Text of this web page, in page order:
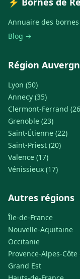
Annuaire des
Blog →
Région
Lyon (50)
Annecy (35)
Clermont-Ferrand
Grenoble (23)
Saint-Étienne (22)
Saint-Priest (20)
Valence (17)
Vénissieux (17)
Autres régions
Île-de-France
Nouvelle-Aquitaine
Occitanie
Provence-Alpes-
Grand Est